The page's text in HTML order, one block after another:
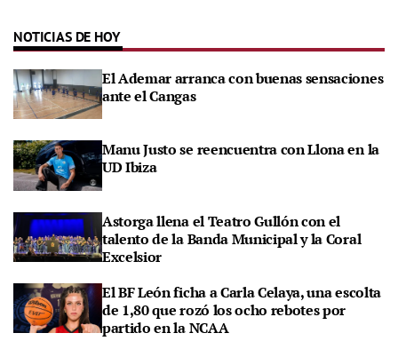
NOTICIAS DE HOY
El Ademar arranca con buenas sensaciones
ante el Cangas
Manu Justo se reencuentra con Llona en la
UD Ibiza
Astorga llena el Teatro Gullón con el
talento de la Banda Municipal y la Coral
Excelsior
El BF León ficha a Carla Celaya, una escolta
de 1,80 que rozó los ocho rebotes por
partido en la NCAA